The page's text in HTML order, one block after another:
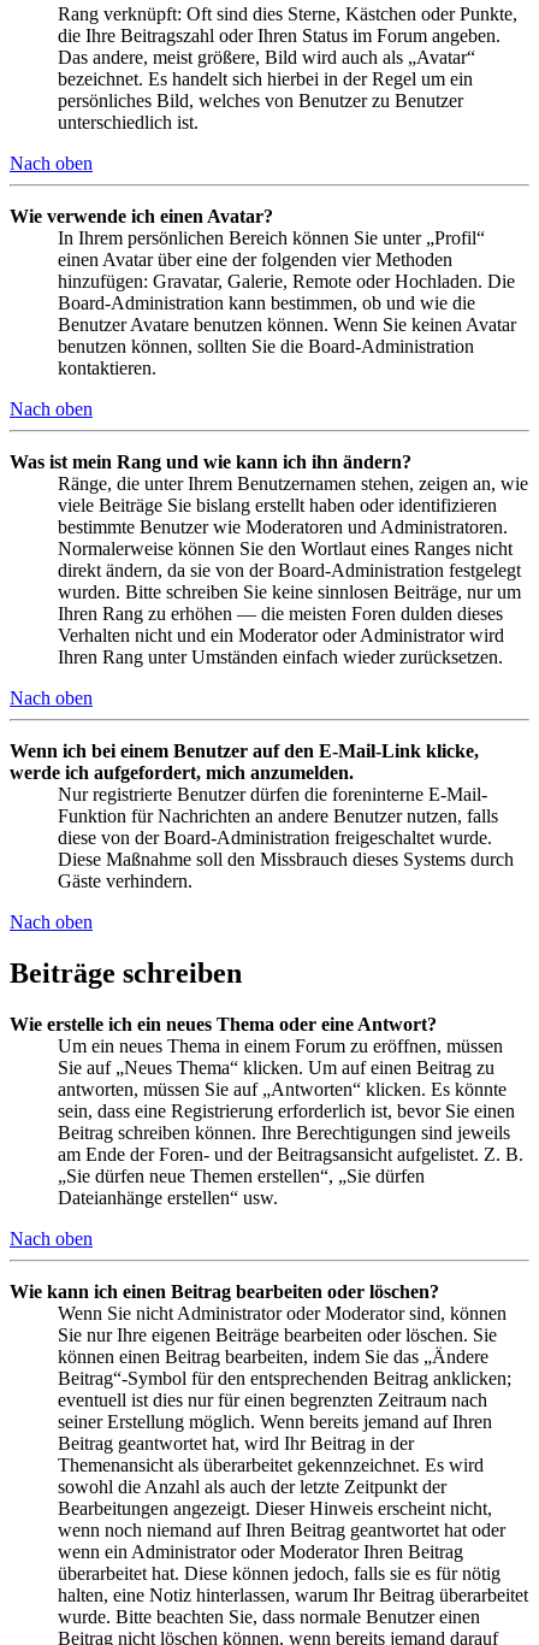
Rang verknüpft: Oft sind dies Sterne, Kästchen oder Punkte,
die Ihre Beitragszahl oder Ihren Status im Forum angeben.
Das andere, meist größere, Bild wird auch als „Avatar“
bezeichnet. Es handelt sich hierbei in der Regel um ein
persönliches Bild, welches von Benutzer zu Benutzer
unterschiedlich ist.
Nach oben
Wie verwende ich einen Avatar?
In Ihrem persönlichen Bereich können Sie unter „Profil“
einen Avatar über eine der folgenden vier Methoden
hinzufügen: Gravatar, Galerie, Remote oder Hochladen. Die
Board-Administration kann bestimmen, ob und wie die
Benutzer Avatare benutzen können. Wenn Sie keinen Avatar
benutzen können, sollten Sie die Board-Administration
kontaktieren.
Nach oben
Was ist mein Rang und wie kann ich ihn ändern?
Ränge, die unter Ihrem Benutzernamen stehen, zeigen an, wie
viele Beiträge Sie bislang erstellt haben oder identifizieren
bestimmte Benutzer wie Moderatoren und Administratoren.
Normalerweise können Sie den Wortlaut eines Ranges nicht
direkt ändern, da sie von der Board-Administration festgelegt
wurden. Bitte schreiben Sie keine sinnlosen Beiträge, nur um
Ihren Rang zu erhöhen — die meisten Foren dulden dieses
Verhalten nicht und ein Moderator oder Administrator wird
Ihren Rang unter Umständen einfach wieder zurücksetzen.
Nach oben
Wenn ich bei einem Benutzer auf den E-Mail-Link klicke,
werde ich aufgefordert, mich anzumelden.
Nur registrierte Benutzer dürfen die foreninterne E-Mail-
Funktion für Nachrichten an andere Benutzer nutzen, falls
diese von der Board-Administration freigeschaltet wurde.
Diese Maßnahme soll den Missbrauch dieses Systems durch
Gäste verhindern.
Nach oben
Beiträge schreiben
Wie erstelle ich ein neues Thema oder eine Antwort?
Um ein neues Thema in einem Forum zu eröffnen, müssen
Sie auf „Neues Thema“ klicken. Um auf einen Beitrag zu
antworten, müssen Sie auf „Antworten“ klicken. Es könnte
sein, dass eine Registrierung erforderlich ist, bevor Sie einen
Beitrag schreiben können. Ihre Berechtigungen sind jeweils
am Ende der Foren- und der Beitragsansicht aufgelistet. Z. B.
„Sie dürfen neue Themen erstellen“, „Sie dürfen
Dateianhänge erstellen“ usw.
Nach oben
Wie kann ich einen Beitrag bearbeiten oder löschen?
Wenn Sie nicht Administrator oder Moderator sind, können
Sie nur Ihre eigenen Beiträge bearbeiten oder löschen. Sie
können einen Beitrag bearbeiten, indem Sie das „Ändere
Beitrag“-Symbol für den entsprechenden Beitrag anklicken;
eventuell ist dies nur für einen begrenzten Zeitraum nach
seiner Erstellung möglich. Wenn bereits jemand auf Ihren
Beitrag geantwortet hat, wird Ihr Beitrag in der
Themenansicht als überarbeitet gekennzeichnet. Es wird
sowohl die Anzahl als auch der letzte Zeitpunkt der
Bearbeitungen angezeigt. Dieser Hinweis erscheint nicht,
wenn noch niemand auf Ihren Beitrag geantwortet hat oder
wenn ein Administrator oder Moderator Ihren Beitrag
überarbeitet hat. Diese können jedoch, falls sie es für nötig
halten, eine Notiz hinterlassen, warum Ihr Beitrag überarbeitet
wurde. Bitte beachten Sie, dass normale Benutzer einen
Beitrag nicht löschen können, wenn bereits jemand darauf